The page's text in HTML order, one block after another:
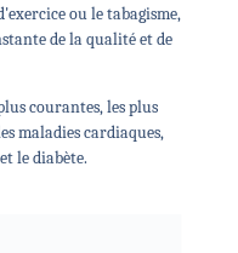
ou le tabagisme,
de la qualité et de
courantes, les plus
maladies cardiaques,
le diabète.